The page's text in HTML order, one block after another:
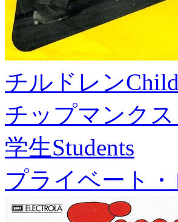
チルドレン
チップマンク
学生Students
プライベート